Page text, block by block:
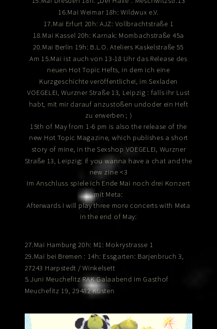
16.MaiWeimar 18h:Wildwux e.V.
17.Mai Erfurt 20h:AJZ: Vollbrachtstraße 1
18.Mai Kassel 20h: Karnak: Mombachstraße 45a
20.Mai Berlin 19h: B.L.O. Ateliers Kaskelstraße 55
Am 15.Mai ist auch von 13-18 Uhr das Release des
neuen Hot Topic Hefts, in dem ich eine
Kurzgeschichte veröffentliche!, im Sexladen
VOEGELEI, Wurzner Straße 13, Leipzig : falls ihr Lust
habt, mit mir darauf anzustoßen undoder ein Heft
zu erwerben ; )
15th of May from 1-6 pm is also the release of the
new Hot Topic Magazine, which publishes a short
story of mine, in the Sexshop VOEGELEI, Wurzner
Straße 13, Leipzig: if you wanna have a chat and the
new zine <3
Im Anschluss spiele ich Ende Mai noch drei Konzert
mit Meta:
Afterwards I will play three more concerts with Meta
in the end of May:
27.Mai Hamburg 20h: M1: Mokrystrasse 1
29.Mai bei Bremen : 14h: Essgarten: Barjenbruch 3,
27243 Harpstedt / Winkelsett
5.Juni MeuchefitzRAKGalaabend im Gasthof
Meuchefitz 19, 29482 Küsten